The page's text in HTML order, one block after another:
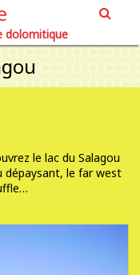
dolomitique
le lac du Salagou
dépaysant, le far west